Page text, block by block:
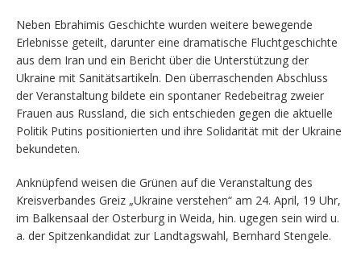
Neben Ebrahimis Geschichte wurden weitere bewegende
Erlebnisse geteilt, darunter eine dramatische Fluchtgeschichte
aus dem Iran und ein Bericht über die Unterstützung der
Ukraine mit Sanitätsartikeln. Den überraschenden Abschluss
der Veranstaltung bildete ein spontaner Redebeitrag zweier
Frauen aus Russland, die sich entschieden gegen die aktuelle
Politik Putins positionierten und ihre Solidarität mit der Ukraine
bekundeten.
Anknüpfend weisen die Grünen auf die Veranstaltung des
Kreisverbandes Greiz „Ukraine verstehen“ am 24. April, 19 Uhr,
im Balkensaal der Osterburg in Weida, hin. ugegen sein wird u.
a. der Spitzenkandidat zur Landtagswahl, Bernhard Stengele.